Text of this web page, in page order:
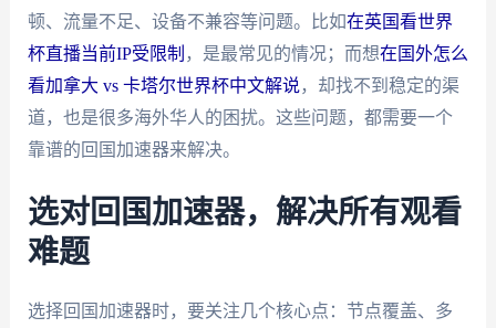
顿、流量不足、设备不兼容等问题。比如在英国看世界
杯直播当前IP受限制 ，是最常见的情况；而想在国外怎么
看加拿大 vs 卡塔尔世界杯中文解说，却找不到稳定的渠
道，也是很多海外华人的困扰。这些问题，都需要一个
靠谱的回国加速器来解决。
选对回国加速器，解决所有观看
难题
选择回国加速器时，要关注几个核心点：节点覆盖、多